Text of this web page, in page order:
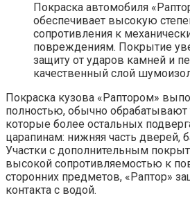
Покраска автомобиля
обеспечивает высокую
сопротивления к
повреждениям. Покрытие
защиту от ударов камней и
качественный слой
Покраска кузова «Раптором»
полностью, обычно обрабатывают
которые более остальных
царапинам: нижняя часть дверей,
Участки с дополнительным
высокой сопротивляемостью к
сторонних предметов, «Раптор»
контакта с водой.